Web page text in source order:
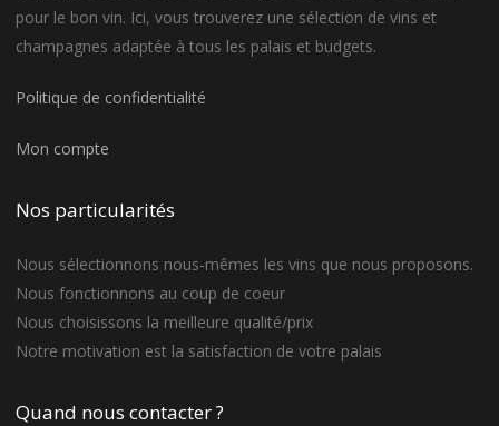
pour le bon vin. Ici, vous trouverez une sélection de vins et
champagnes adaptée à tous les palais et budgets.
Politique de confidentialité
Mon compte
Nos particularités
Nous sélectionnons nous-mêmes les vins que nous proposons.
Nous fonctionnons au coup de coeur
Nous choisissons la meilleure qualité/prix
Notre motivation est la satisfaction de votre palais
Quand nous contacter ?